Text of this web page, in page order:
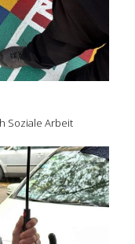
Soziale Arbeit